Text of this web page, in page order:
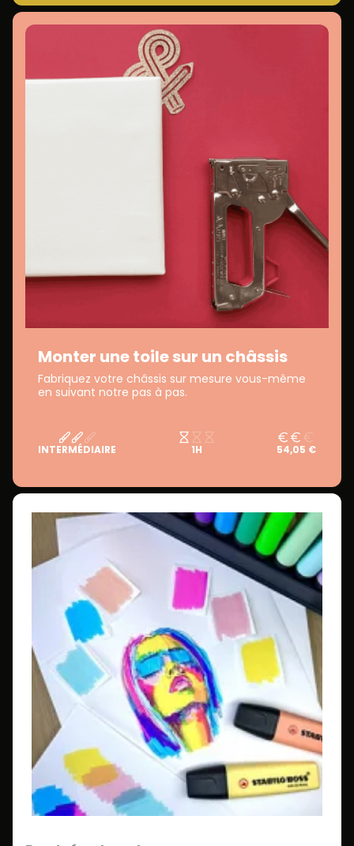
Monter une toile sur un châssis
Fabriquez votre châssis sur mesure vous-même
en suivant notre pas à pas.
INTERMÉDIAIRE 1H 54,05 €